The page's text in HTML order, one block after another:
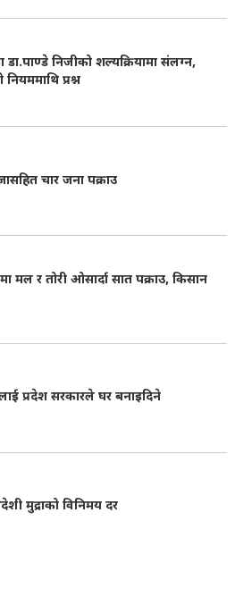
निजीको शल्यक्रियामा संलग्न,
नियममाथि प्रश्न
चार जना पक्राउ
मल र तोरी ओसार्दा सात पक्राउ, किसान
प्रदेश सरकारले घर बनाइदिने
मुद्राको विनिमय दर